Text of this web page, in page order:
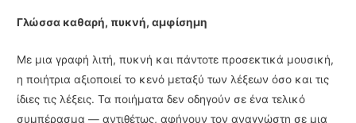
Γλώσσα καθαρή, πυκνή, αμφίσημη
Με μια γραφή λιτή, πυκνή και πάντοτε προσεκτικά μουσική,
η ποιήτρια αξιοποιεί το κενό μεταξύ των λέξεων όσο και τις
ίδιες τις λέξεις. Τα ποιήματα δεν οδηγούν σε ένα τελικό
συμπέρασμα — αντιθέτως, αφήνουν τον αναγνώστη σε μια